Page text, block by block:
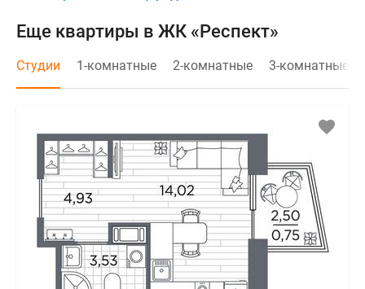
Еще квартиры в ЖК «Респект»
Студии 1-комнатные 2-комнатные 3-комнатные